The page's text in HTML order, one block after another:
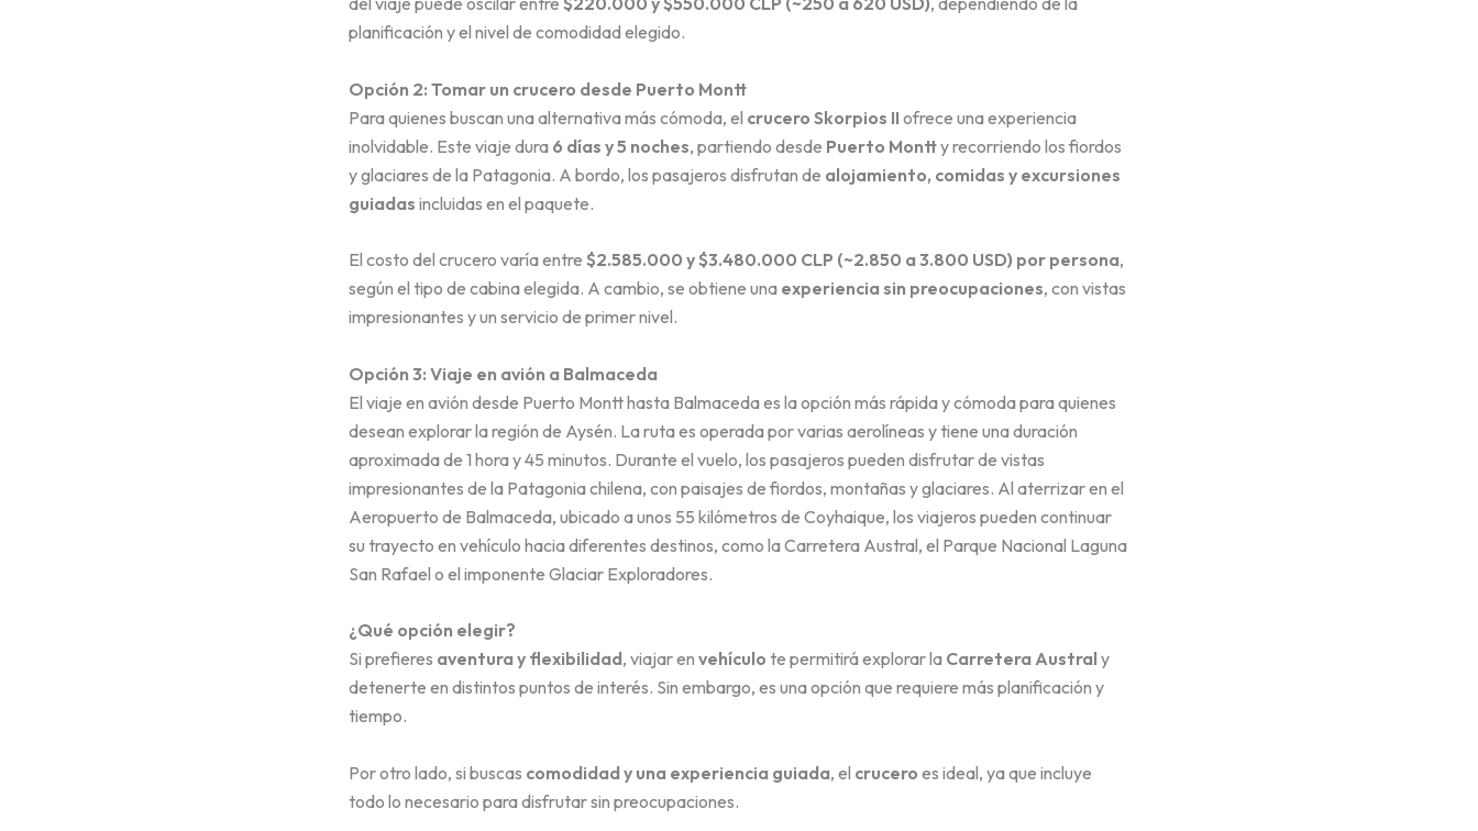
planificación y el nivel de comodidad elegido.
Opción 2: Tomar un crucero desde Puerto Montt
Para quienes buscan una alternativa más cómoda, el crucero Skorpios II ofrece una experiencia
inolvidable. Este viaje dura 6 días y 5 noches, partiendo desde Puerto Montty recorriendo los fiordos
y glaciares de la Patagonia. A bordo, los pasajeros disfrutan de alojamiento, comidas y excursiones
guiadas incluidas en el paquete.
El costo del crucero varía entre $2.585.000 y $3.480.000 CLP (~2.850 a 3.800 USD) por persona,
según el tipo de cabina elegida. A cambio, se obtiene una experiencia sin preocupaciones, con vistas
impresionantes y un servicio de primer nivel.
Opción 3: Viaje en avión a Balmaceda
El viaje en avión desde Puerto Montt hasta Balmaceda es la opción más rápida y cómoda para quienes
desean explorar la región de Aysén. La ruta es operada por varias aerolíneas y tiene una duración
aproximada de 1 hora y 45 minutos. Durante el vuelo, los pasajeros pueden disfrutar de vistas
impresionantes de la Patagonia chilena, con paisajes de fiordos, montañas y glaciares. Al aterrizar en el
Aeropuerto de Balmaceda, ubicado a unos 55 kilómetros de Coyhaique, los viajeros pueden continuar
su trayecto en vehículo hacia diferentes destinos, como la Carretera Austral, el Parque Nacional Laguna
San Rafael o el imponente Glaciar Exploradores.
¿Qué opción elegir?
Si prefieres aventura y flexibilidad, viajar en vehículo te permitirá explorar la Carretera Austral y
detenerte en distintos puntos de interés. Sin embargo, es una opción que requiere más planificación y
tiempo.
Por otro lado, si buscas comodidad y una experiencia guiada, el crucero es ideal, ya que incluye
todo lo necesario para disfrutar sin preocupaciones.